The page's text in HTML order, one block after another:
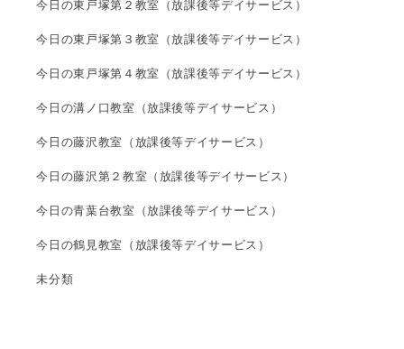
今日の東戸塚第２教室（放課後等デイサービス）
今日の東戸塚第３教室（放課後等デイサービス）
今日の東戸塚第４教室（放課後等デイサービス）
今日の溝ノ口教室（放課後等デイサービス）
今日の藤沢教室（放課後等デイサービス）
今日の藤沢第２教室（放課後等デイサービス）
今日の青葉台教室（放課後等デイサービス）
今日の鶴見教室（放課後等デイサービス）
未分類